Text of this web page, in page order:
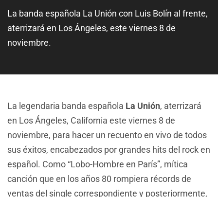
La banda española La Unión con Luis Bolín al frente,
aterrizará en Los Ángeles, este viernes 8 de
noviembre.
La legendaria banda española La Unión, aterrizará
en Los Ángeles, California este viernes 8 de
noviembre, para hacer un recuento en vivo de todos
sus éxitos, encabezados por grandes hits del rock en
español. Como “Lobo-Hombre en París”, mítica
canción que en los años 80 rompiera récords de
ventas del single correspondiente y posteriormente,